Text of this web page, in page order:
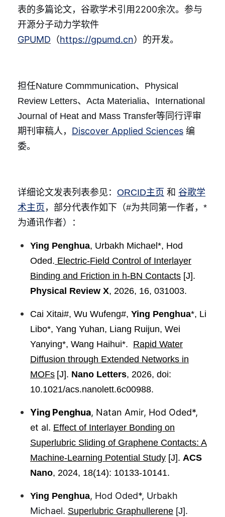
表的多篇论文， 谷歌学术引用2200余次。 参与
开源分子动力学软件
GPUMD （https://gpumd.cn）的开发。
担任Nature Commmunication、Physical
Review Letters、Acta Materialia、International
Journal of Heat and Mass Transfer等同行评审
期刊审稿人， Discover Applied Sciences 编
委。
详细论文发表列表参见： ORCID主页 和 谷歌学
术主页 ，部分代表作如下（#为共同第一作者，*
为通讯作者）：
Ying Penghua, Urbakh Michael*, Hod
Oded. Electric-Field Control of Interlayer
Binding and Friction in h-BN Contacts [J].
Physical Review X, 2026, 16, 031003.
Cai Xitai#, Wu Wufeng#, Ying Penghua*, Li
Libo*, Yang Yuhan, Liang Ruijun, Wei
Yanying*, Wang Haihui*. Rapid Water
Diffusion through Extended Networks in
MOFs [J]. Nano Letters, 2026, doi:
10.1021/acs.nanolett.6c00988.
Ying Penghua, Natan Amir, Hod Oded*,
et al. Effect of Interlayer Bonding on
Superlubric Sliding of Graphene Contacts: A
Machine-Learning Potential Study [J]. ACS
Nano, 2024, 18(14): 10133-10141.
Ying Penghua, Hod Oded*, Urbakh
Michael. Superlubric Graphullerene [J].